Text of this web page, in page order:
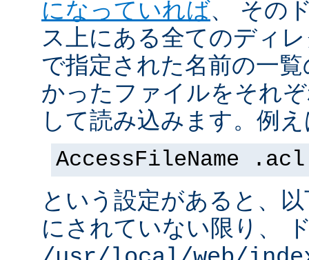
になっていれば、 その
ス上にある全てのディ
で指定された名前の一
かったファイルをそれ
して読み込みます。例
AccessFileName .acl
という設定があると、
にされていない限り、